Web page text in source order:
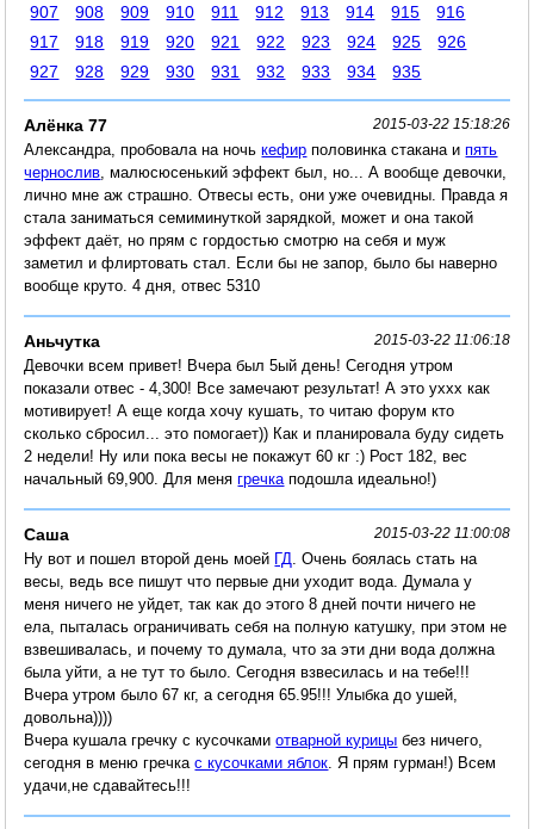
907
908 909 910 911 912 913 914 915
916
917
918 919 920 921 922 923 924 925
926
927
928 929 930 931 932 933 934 935
Алёнка 77 2015-03-22 15:18:26
Александра, пробовала на ночькефир половинка стакана ипять
чернослив , малюсюсенький эффект был, но... А вообще девочки,
лично мне аж страшно. Отвесы есть, они уже очевидны. Правда я
стала заниматься семиминуткой зарядкой, может и она такой
эффект даёт, но прям с гордостью смотрю на себя и муж
заметил и флиртовать стал. Если бы не запор, было бы наверно
вообще круто. 4 дня, отвес 5310
Аньчутка 2015-03-22 11:06:18
Девочки всем привет! Вчера был 5ый день! Сегодня утром
показали отвес - 4,300! Все замечают результат! А это уххх как
мотивирует! А еще когда хочу кушать, то читаю форум кто
сколько сбросил... это помогает)) Как и планировала буду сидеть
2 недели! Ну или пока весы не покажут 60 кг :) Рост 182, вес
начальный 69,900. Для менягречка подошла идеально!)
Саша 2015-03-22 11:00:08
Ну вот и пошел второй день моей ГД
. Очень боялась стать на
весы, ведь все пишут что первые дни уходит вода. Думала у
меня ничего не уйдет, так как до этого 8 дней почти ничего не
ела, пыталась ограничивать себя на полную катушку, при этом не
взвешивалась, и почему то думала, что за эти дни вода должна
была уйти, а не тут то было. Сегодня взвесилась и на тебе!!!
Вчера утром было 67 кг, а сегодня 65.95!!! Улыбка до ушей,
довольна))))
Вчера кушала гречку с кусочкамиотварной курицы без ничего,
сегодня в меню гречкас кусочками яблок . Я прям гурман!) Всем
удачи,не сдавайтесь!!!